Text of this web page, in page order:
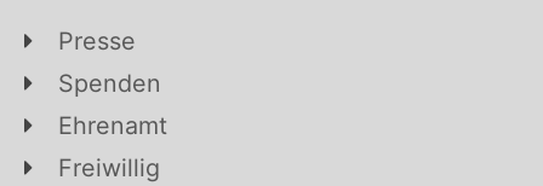
Presse
Spenden
Ehrenamt
Freiwillig